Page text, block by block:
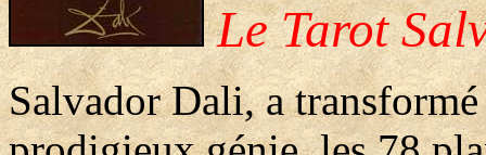
Le Tarot
Salvador Dali, a